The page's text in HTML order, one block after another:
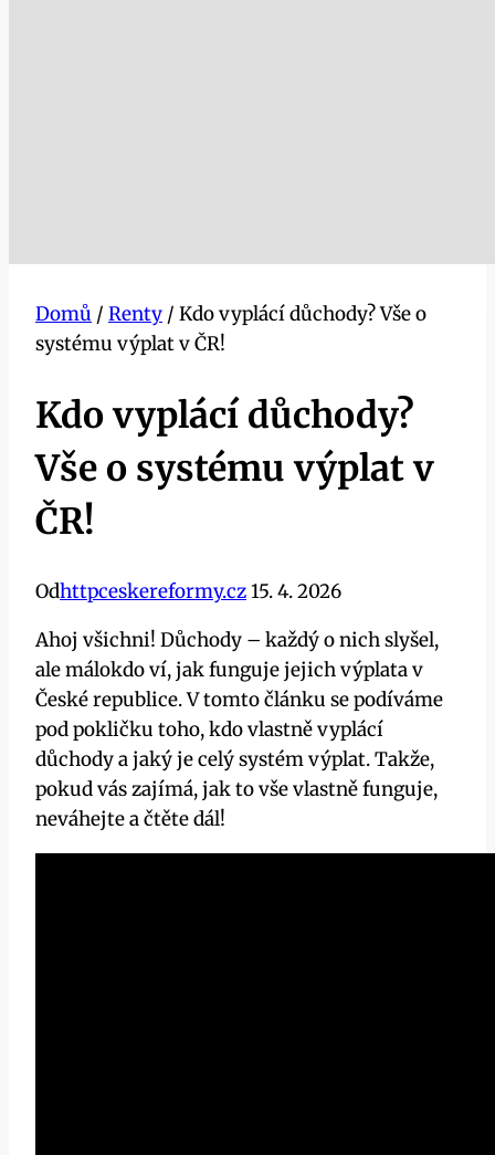
Domů / Renty / Kdo vyplácí důchody? Vše o
systému výplat v ČR!
Kdo vyplácí důchody?
Vše o systému výplat v
ČR!
Odhttpceskereformy.cz15. 4. 2026
Ahoj všichni! Důchody – každý o nich slyšel,
ale málokdo ví, jak funguje jejich výplata v
České republice. V tomto článku se podíváme
pod pokličku toho, kdo vlastně vyplácí
důchody a jaký je celý systém výplat. Takže,
pokud vás zajímá, jak to vše vlastně funguje,
neváhejte a čtěte dál!